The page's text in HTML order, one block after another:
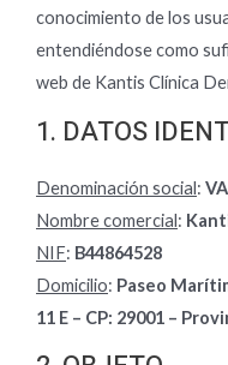
conocimiento de los
entendiéndose como
web de Kantis Clínica
1. DATOS
Denominación social:
Nombre comercial:
NIF: B44864528
Domicilio: Paseo
11 E – CP: 29001 –